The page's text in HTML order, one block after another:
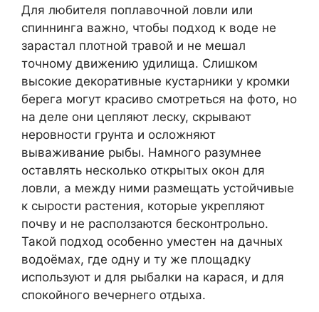
Для любителя поплавочной ловли или
спиннинга важно, чтобы подход к воде не
зарастал плотной травой и не мешал
точному движению удилища. Слишком
высокие декоративные кустарники у кромки
берега могут красиво смотреться на фото, но
на деле они цепляют леску, скрывают
неровности грунта и осложняют
вываживание рыбы. Намного разумнее
оставлять несколько открытых окон для
ловли, а между ними размещать устойчивые
к сырости растения, которые укрепляют
почву и не расползаются бесконтрольно.
Такой подход особенно уместен на дачных
водоёмах, где одну и ту же площадку
используют и для рыбалки на карася, и для
спокойного вечернего отдыха.